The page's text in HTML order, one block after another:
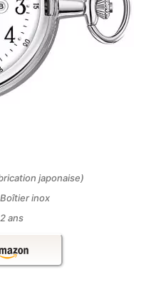
japonaise)
inox
ans